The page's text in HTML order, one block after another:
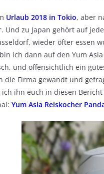
Urlaub 2018 in Tokio, aber
Und zu Japan gehört auf
wieder öfter essen
ich dann auf den Yum
und offensichtlich ein
die Firma gewandt und
ich ihn euch in diesen
Yum Asia Reiskocher